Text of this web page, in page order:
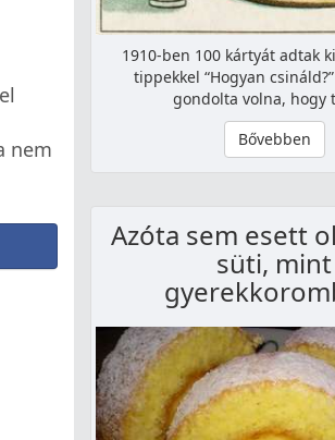
nem
1910-ben 100 kártyát adtak
tippekkel “Hogyan
gondolta volna, hogy
Bővebben
Azóta sem esett
süti, mint